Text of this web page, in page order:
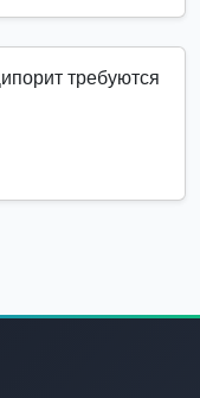
требуются